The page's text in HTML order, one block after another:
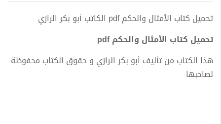
تحميل كتاب الأمثال والحكم pdf الكاتب أبو بكر الرازي
تحميل كتاب الأمثال والحكم pdf
هذا الكتاب من تأليف أبو بكر الرازي و حقوق الكتاب محفوظة
لصاحبها